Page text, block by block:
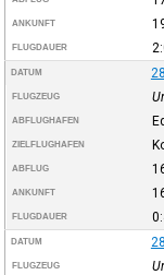
ANKUNFT
FLUGDAUER
DATUM
FLUGZEUG
ABFLUGHAFEN
ZIELFLUGHAFEN
ABFLUG
ANKUNFT
FLUGDAUER
DATUM
FLUGZEUG